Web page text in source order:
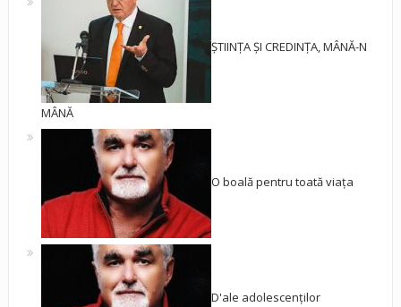
ȘTIINȚA ȘI CREDINȚA, MÂNĂ-N
MÂNĂ
O boală pentru toată viața
D'ale adolescenților